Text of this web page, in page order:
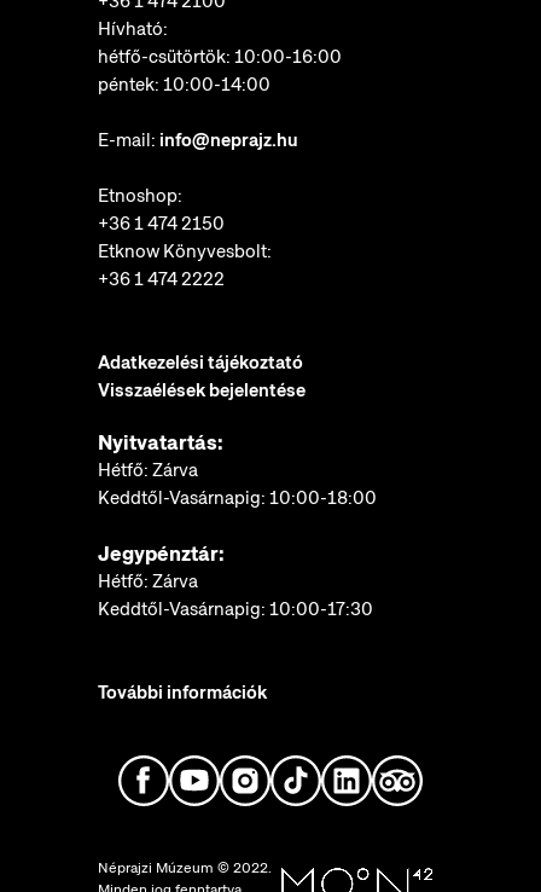
Hívható:
hétfő-csütörtök: 10:00-16:00
péntek: 10:00-14:00
E-mail: info@neprajz.hu
Etnoshop:
+36 1 474 2150
Etknow Könyvesbolt:
+36 1 474 2222
Adatkezelési tájékoztató
Visszaélések bejelentése
Nyitvatartás:
Hétfő: Zárva
Keddtől-Vasárnapig: 10:00-18:00
Jegypénztár:
Hétfő: Zárva
Keddtől-Vasárnapig: 10:00-17:30
További információk
Néprajzi Múzeum © 2022.